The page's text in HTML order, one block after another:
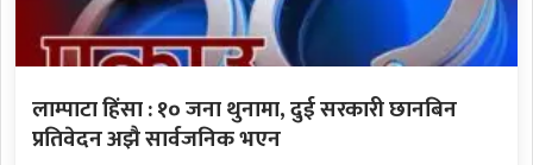
लाम्पाटा हिंसा : १० जना थुनामा, दुई सरकारी छानबिन
प्रतिवेदन अझै सार्वजनिक भएन